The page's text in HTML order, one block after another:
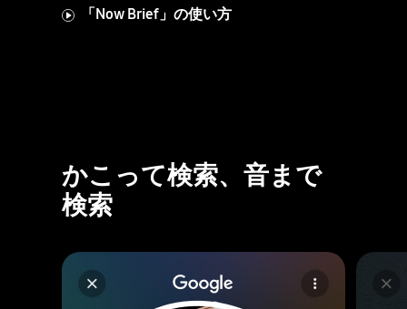
「Now Brief」の使い方
かこって検索、音まで
検索